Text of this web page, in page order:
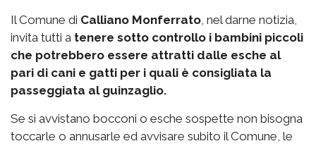
Il Comune di Calliano Monferrato, nel darne notizia,
invita tutti a tenere sotto controllo i bambini piccoli
che potrebbero essere attratti dalle esche al
pari di cani e gatti per i quali è consigliata la
passeggiata al guinzaglio.
Se si avvistano bocconi o esche sospette non bisogna
toccarle o annusarle ed avvisare subito il Comune, le